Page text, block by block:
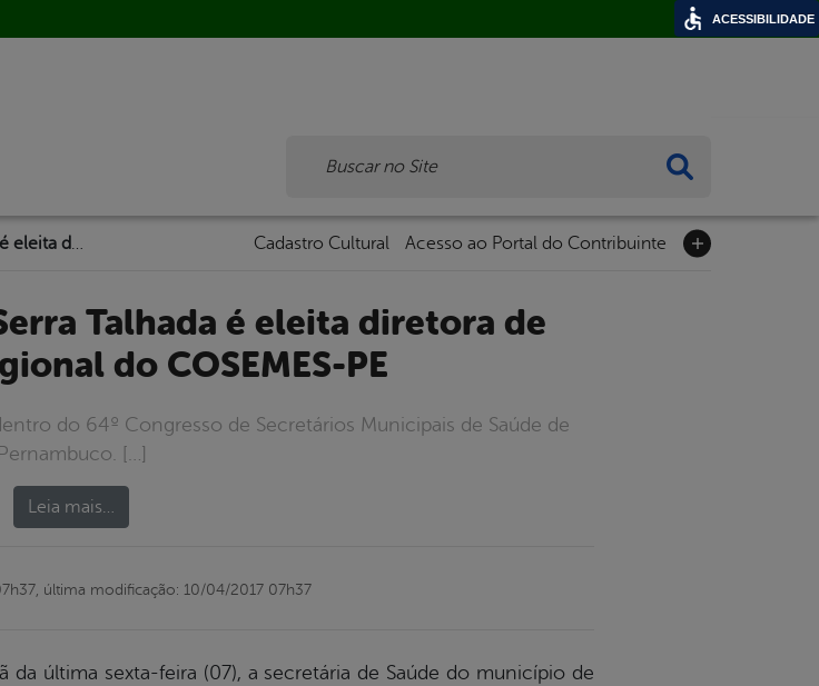
Cadastro Cultural Acesso ao Portal do Contribuinte
do COSEMES-PE
do 64º Congresso de Secretários Municipais de Saúde de
Pernambuco. […]
Leia mais…
última modificação: 10/04/2017 07h37
da última sexta-feira (07), a secretária de Saúde do município de
ACESSIBILIDADE